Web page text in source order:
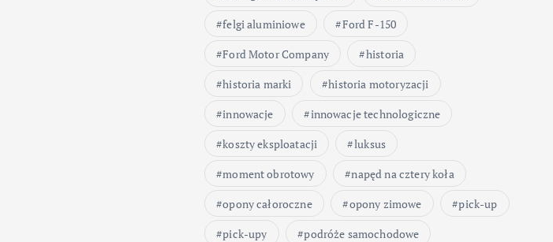
felgi aluminiowe
Ford F-150
Ford Motor Company
historia
historia marki
historia motoryzacji
innowacje
innowacje technologiczne
koszty eksploatacji
luksus
moment obrotowy
napęd na cztery koła
opony całoroczne
opony zimowe
pick-up
pick-upy
podróże samochodowe